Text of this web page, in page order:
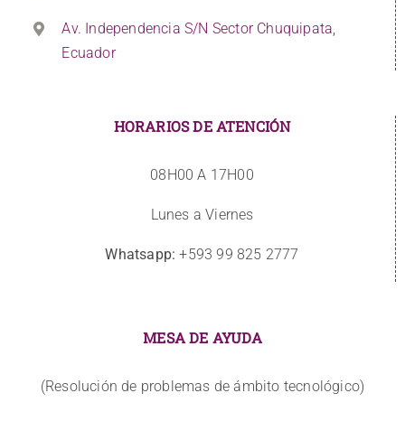
Av. Independencia S/N Sector Chuquipata,
Ecuador
HORARIOS DE ATENCIÓN
08H00 A 17H00
Lunes a Viernes
Whatsapp: +593 99 825 2777
MESA DE AYUDA
(Resolución de problemas de ámbito tecnológico)